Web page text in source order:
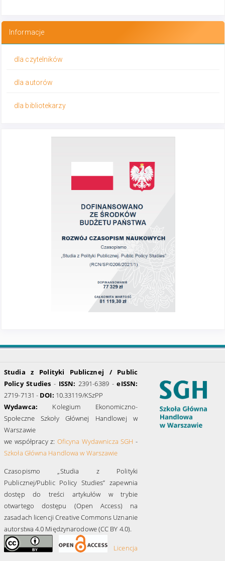
Informacje
dla czytelników
dla autorów
dla bibliotekarzy
Studia z Polityki Publicznej / Public
Policy Studies - ISSN: 2391-6389 -eISSN:
2719-7131 - DOI: 10.33119/KSzPP
Wydawca: Kolegium Ekonomiczno-
Społeczne Szkoły Głównej Handlowej w
Warszawie
we współpracy z: Oficyna Wydawnicza SGH -
Szkoła Główna Handlowa w Warszawie
Czasopismo „Studia z Polityki
Publicznej/Public Policy Studies” zapewnia
dostęp do treści artykułów w trybie
otwartego dostępu (Open Access) na
zasadach licencji Creative Commons Uznanie
autorstwa 4.0 Międzynarodowe (CC BY 4.0).
Licencja